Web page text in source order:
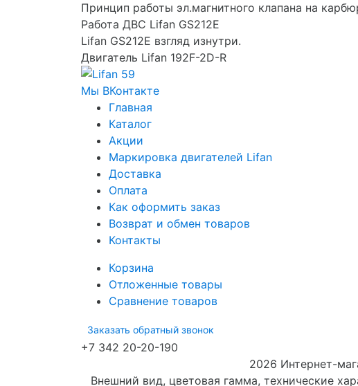
Принцип работы эл.магнитного клапана на
Работа ДВС Lifan GS212E
Lifan GS212E взгляд изнутри.
Двигатель Lifan 192F-2D-R
Мы ВКонтакте
Главная
Каталог
Акции
Маркировка двигателей Lifan
Доставка
Оплата
Как оформить заказ
Возврат и обмен товаров
Контакты
Корзина
Отложенные товары
Сравнение товаров
Заказать обратный звонок
+7 342 20-20-190
2026 Интернет-
Внешний вид, цветовая гамма, технические